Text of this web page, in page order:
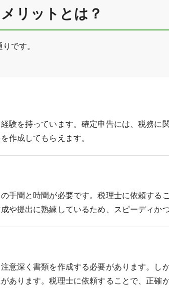
リットとは？
です。
験を持っています。確定申告には、税務に
作成してもらえます。
手間と時間が必要です。税理士に依頼する
や提出に熟練しているため、スピーディか
意深く書類を作成する必要があります。し
あります。税理士に依頼することで、正確